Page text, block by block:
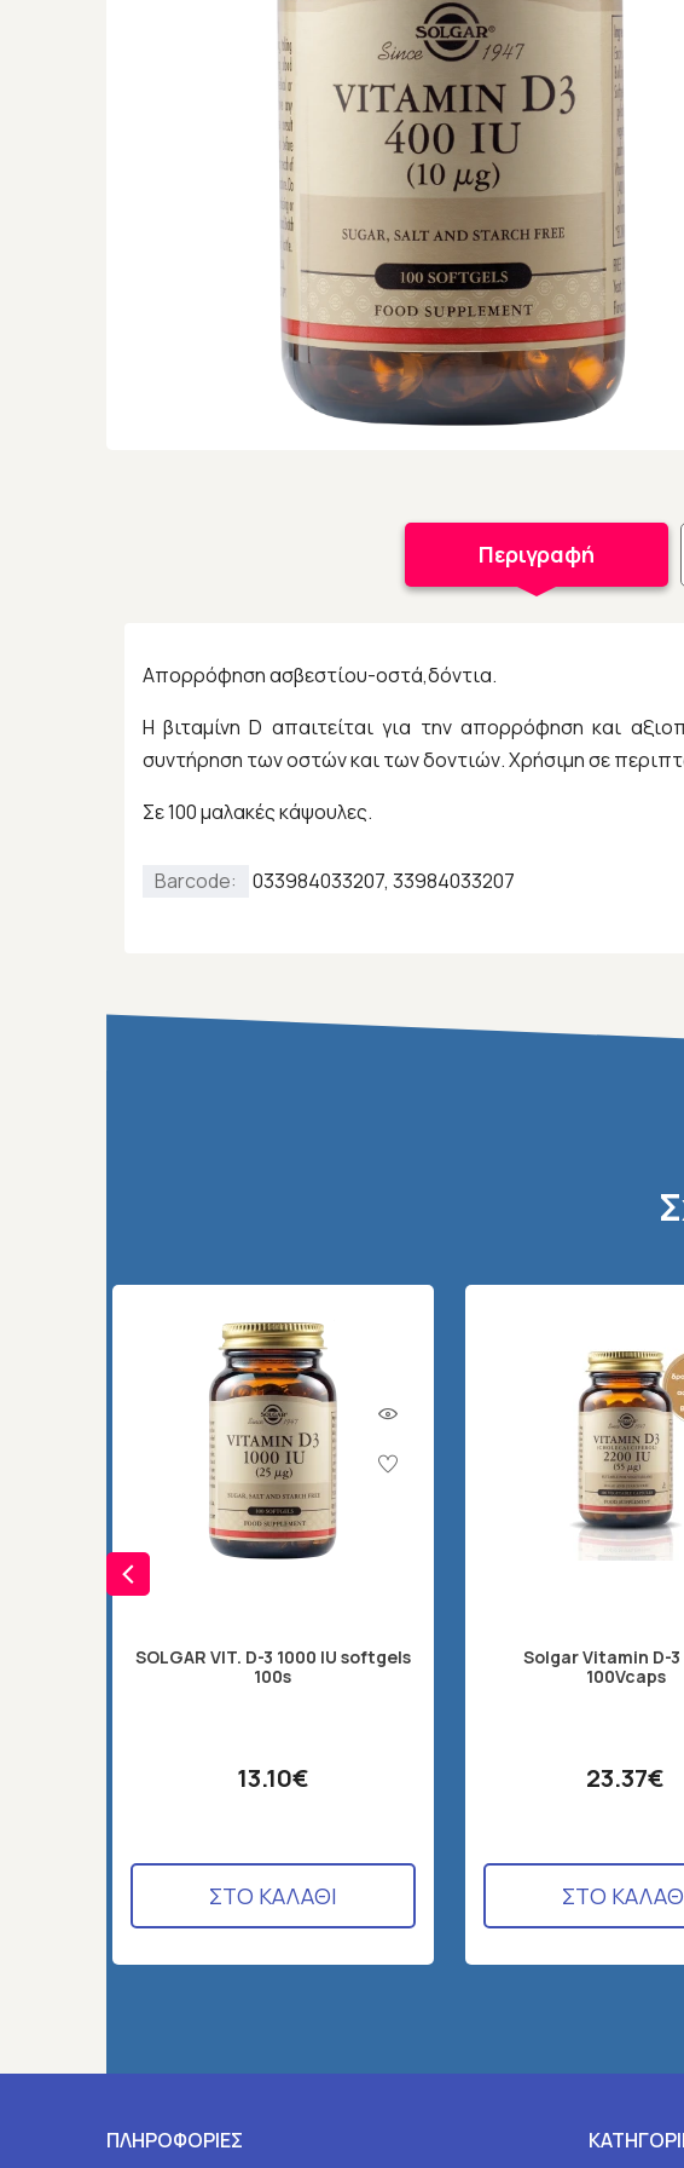
Περιγραφή
Απορρόφηση ασβεστίου-οστά,δόντια.
Η βιταμίνη D απαιτείται για την απορρόφηση και
συντήρηση των οστών και των δοντιών. Χρήσιμη σε
Σε 100 μαλακές κάψουλες.
Barcode: 033984033207, 33984033207
SOLGAR VIT. D-3 1000 IU softgels
100s
13.10€
ΣΤΟ ΚΑΛΑΘΙ
Solgar Vitamin D-
100Vcaps
23.37€
ΣΤΟ
ΠΛΗΡΟΦΟΡΙΕΣ